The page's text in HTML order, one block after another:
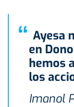
“ Ayesa nació y se desarrolló
en
hemos
los
Imanol